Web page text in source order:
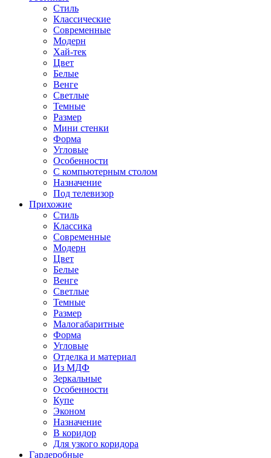
Стиль
Классические
Современные
Модерн
Хай-тек
Цвет
Белые
Венге
Светлые
Темные
Размер
Мини стенки
Форма
Угловые
Особенности
С компьютерным столом
Назначение
Под телевизор
Прихожие
Стиль
Классика
Современные
Модерн
Цвет
Белые
Венге
Светлые
Темные
Размер
Малогабаритные
Форма
Угловые
Отделка и материал
Из МДФ
Зеркальные
Особенности
Купе
Эконом
Назначение
В коридор
Для узкого коридора
Гардеробные